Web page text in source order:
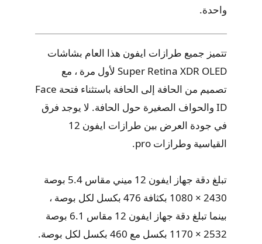
واحدة.
تتميز جميع طرازات ايفون هذا العام بشاشات
Super Retina XDR OLED لأول مرة ، مع
تصميم من الحافة إلى الحافة باستثناء فتحة Face
ID والحواف الصغيرة حول الحافة. لا يوجد فرق
في جودة العرض بين طرازات ايفون 12
القياسية وطرازات pro.
تبلغ دقة جهاز ايفون 12 ميني مقاس 5.4 بوصة
2430 × 1080 بكثافة 476 بكسل لكل بوصة ،
بينما تبلغ دقة جهاز ايفون 12 مقاس 6.1 بوصة
2532 × 1170 بكسل مع 460 بكسل لكل بوصة.